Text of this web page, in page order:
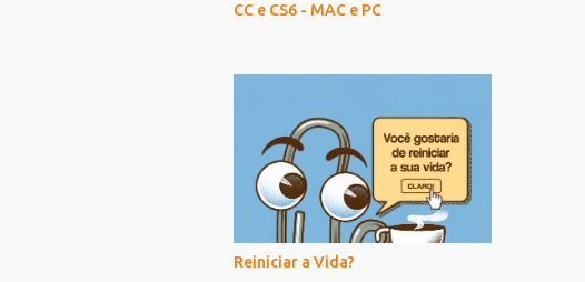
CC e CS6 - MAC e PC
Reiniciar a Vida?